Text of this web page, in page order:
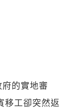
的實地審
移工卻突然返